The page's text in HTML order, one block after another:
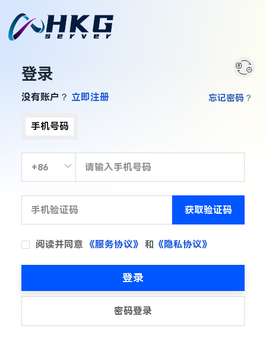
登录
没有账户？ 立即注册
手机号码
获取验证码
阅读并同意 《服务协议》 和 《隐私协议》
忘记密码？
登录
密码登录